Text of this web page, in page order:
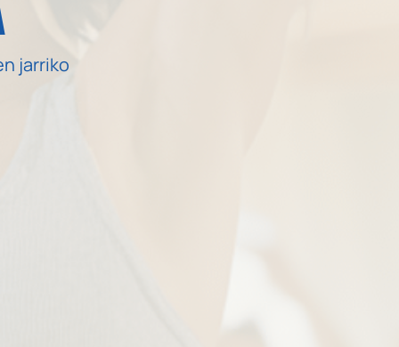
jarriko